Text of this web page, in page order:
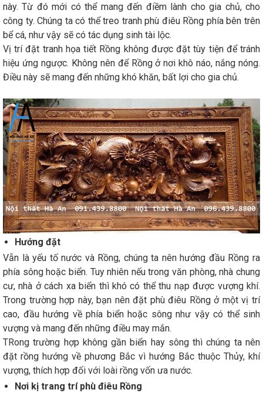
này. Từ đó mới có thể mang đến điềm lành cho gia chủ, cho
công ty. Chúng ta có thể treo tranh phù điêu Rồng phía bên trên
bể cá, như vậy sẽ có tác dụng sinh tài lộc.
Vị trí đặt tranh họa tiết Rồng không được đặt tùy tiện để tránh
hiệu ứng ngược. Không nên để Rồng ở nơi khô náo, nắng nóng.
Điều này sẽ mang đến những khó khăn, bất lợi cho gia chủ.
Hướng đặt
Vẫn là yếu tố nước và Rồng, chúng ta nên hướng đầu Rồng ra
phía sông hoặc biển. Tuy nhiên nếu trong văn phòng, nhà chung
cư, nhà ở cách xa biển thì khó có thể thu nạp được vượng khí.
Trong trường hợp này, bạn nên đặt phù điêu Rồng ở một vị trí
cao, đầu hướng về phía biển hoặc sông như vậy có thể sinh
vượng và mang đến những điều may mắn.
TRong trường hợp không gần biển hay sông thì chúng ta nên
đặt rồng hướng về phương Bắc vì hướng Bắc thuộc Thủy, khí
vượng, thích hợp đối với loài rồng vốn ưa nước.
Nơi kị trang trí phù điêu Rồng